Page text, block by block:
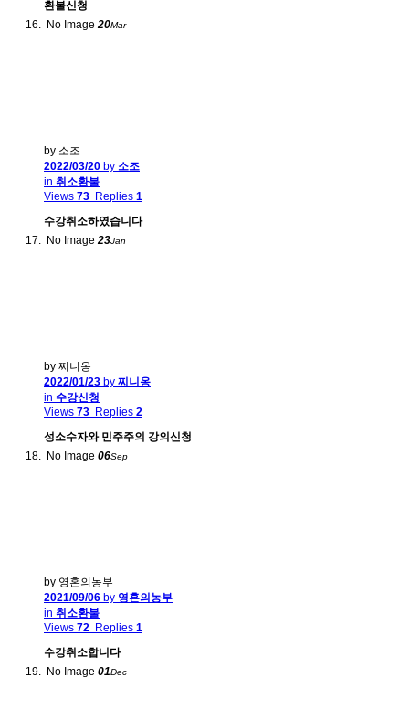
환불신청
No Image 20Mar
by 소조
2022/03/20 by 소조
in 취소환불
Views 73 Replies 1
수강취소하였습니다
No Image 23Jan
by 찌니옹
2022/01/23 by 찌니옹
in 수강신청
Views 73 Replies 2
성소수자와 민주주의 강의신청
No Image 06Sep
by 영혼의농부
2021/09/06 by 영혼의농부
in 취소환불
Views 72 Replies 1
수강취소합니다
No Image 01Dec